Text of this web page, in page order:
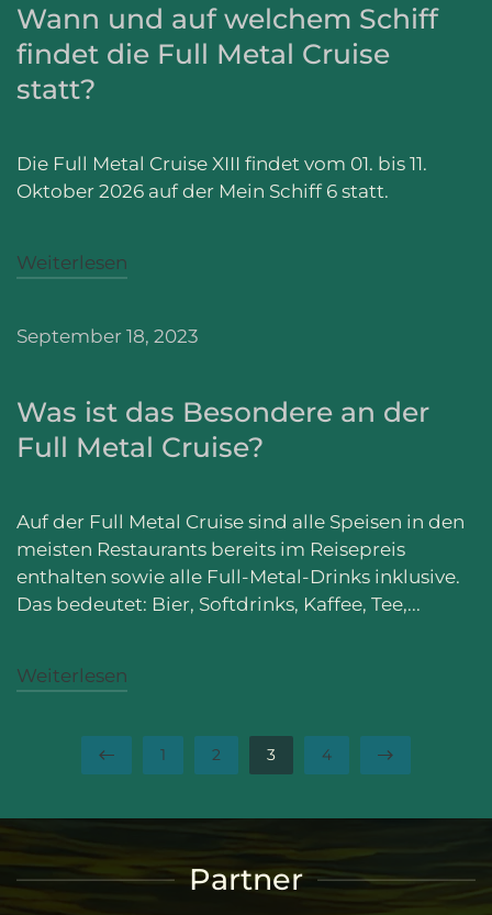
Wann und auf welchem Schiff
findet die Full Metal Cruise
statt?
Die Full Metal Cruise XIII findet vom 01. bis 11.
Oktober 2026 auf der Mein Schiff 6 statt.
Weiterlesen
September 18, 2023
Was ist das Besondere an der
Full Metal Cruise?
Auf der Full Metal Cruise sind alle Speisen in den
meisten Restaurants bereits im Reisepreis
enthalten sowie alle Full-Metal-Drinks inklusive.
Das bedeutet: Bier, Softdrinks, Kaffee, Tee,...
Weiterlesen
1 2 3 4
Partner